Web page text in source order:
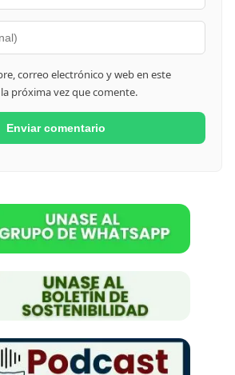
correo electrónico y web en este
próxima vez que comente.